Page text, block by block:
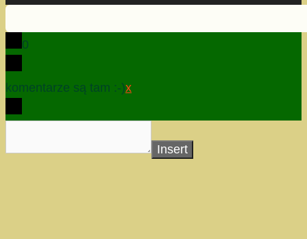
0
komentarze są tam :-)x
Insert